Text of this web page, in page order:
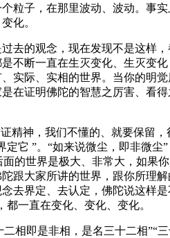
粒子，在那里波动、波动。事
化。
的观念，现在发现不是这样
断一直在生灭变化、生灭变
际、实相的世界。当你的明
在证明佛陀的智慧之厉害、看
神，我们不懂的、就要保留
它 ”。“如来说微尘，即非微
的世界是极大、非常大，如果
跟大家所讲的世界，跟你所理
界定、去认定，佛陀说这样
一直在变化、变化、变化。
即是非相，是名三十二相”“